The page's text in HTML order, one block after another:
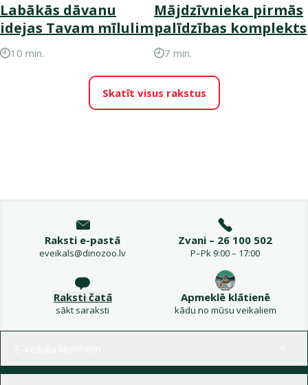
Labākās dāvanu
idejas Tavam mīlulim
10 min.
Mājdzīvnieka pirmās
palīdzības komplekts
7 min.
Skatīt visus rakstus
Raksti e-pastā
eveikals@dinozoo.lv
Zvani – 26 100 502
P–Pk 9:00 – 17:00
Raksti čatā
sākt saraksti
Apmeklē klātienē
kādu no mūsu veikaliem